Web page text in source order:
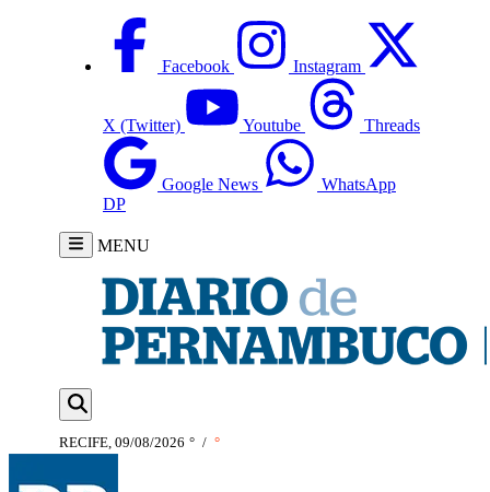
Facebook Instagram
X (Twitter) Youtube Threads
Google News
WhatsApp
DP
MENU
RECIFE, 09/08/2026 ° / °